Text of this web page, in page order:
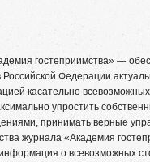
гостеприимства» —
Российской Федерации
касательно
упростить
принимать верные
журнала «Академия
информация о всевозможных